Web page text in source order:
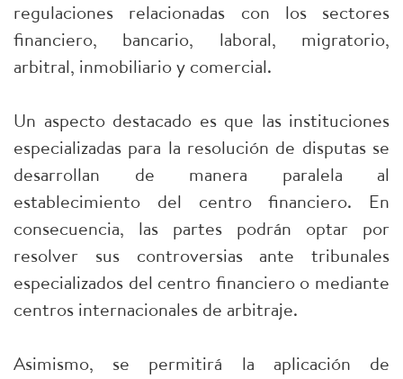
regulaciones relacionadas con los sectores
financiero, bancario, laboral, migratorio,
arbitral, inmobiliario y comercial.
Un aspecto destacado es que las instituciones
especializadas para la resolución de disputas se
desarrollan de manera paralela al
establecimiento del centro financiero. En
consecuencia, las partes podrán optar por
resolver sus controversias ante tribunales
especializados del centro financiero o mediante
centros internacionales de arbitraje.
Asimismo, se permitirá la aplicación de